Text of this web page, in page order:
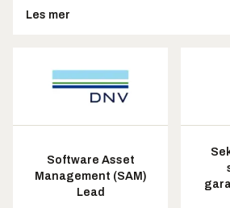
Les mer
Software Asset
Management (SAM)
Lead